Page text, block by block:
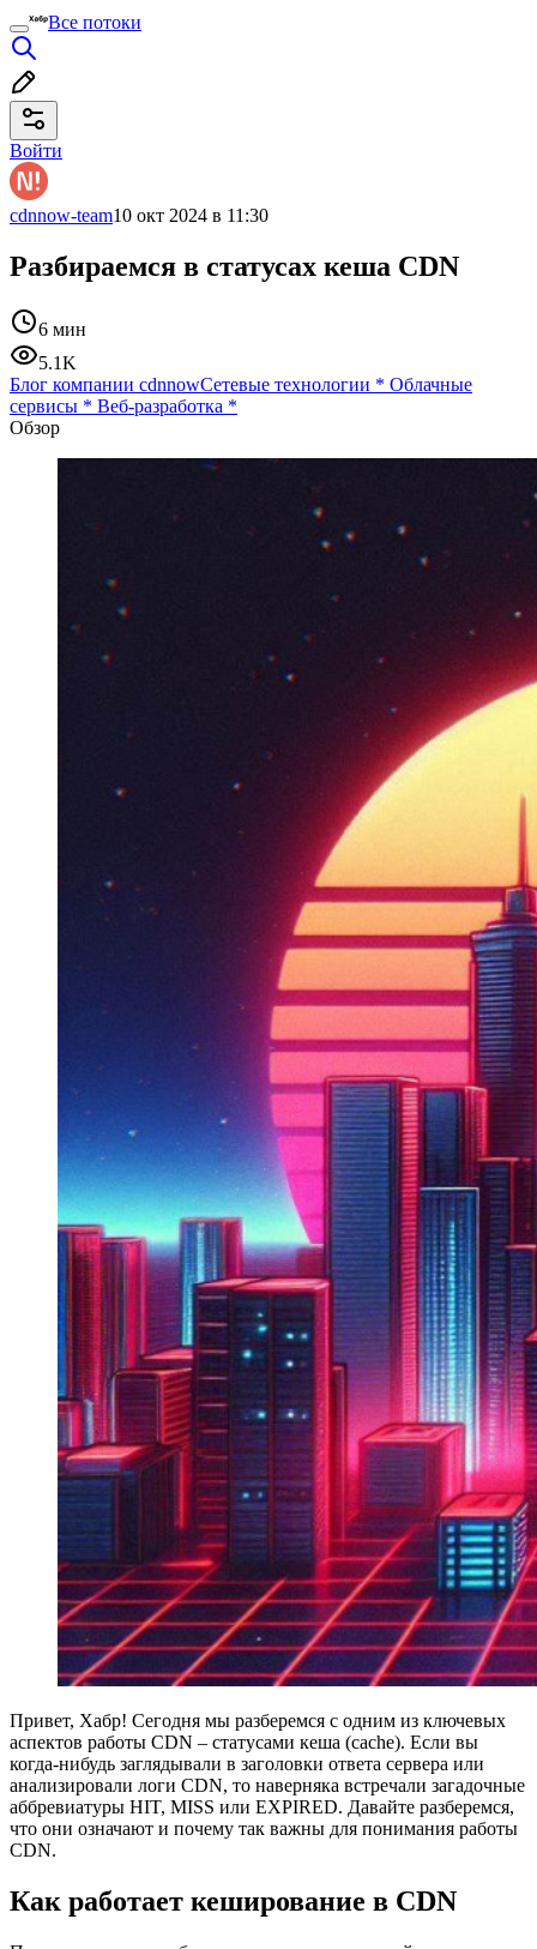
Все потоки
Войти
cdnnow-team10 окт 2024 в 11:30
Разбираемся в статусах кеша CDN
6 мин
5.1K
Блог компании cdnnowСетевые технологии * Облачные
сервисы * Веб-разработка *
Обзор
Привет, Хабр! Cегодня мы разберемся с одним из ключевых
аспектов работы CDN – статусами кеша (cache). Если вы
когда-нибудь заглядывали в заголовки ответа сервера или
анализировали логи CDN, то наверняка встречали загадочные
аббревиатуры HIT, MISS или EXPIRED. Давайте разберемся,
что они означают и почему так важны для понимания работы
CDN.
Как работает кеширование в CDN